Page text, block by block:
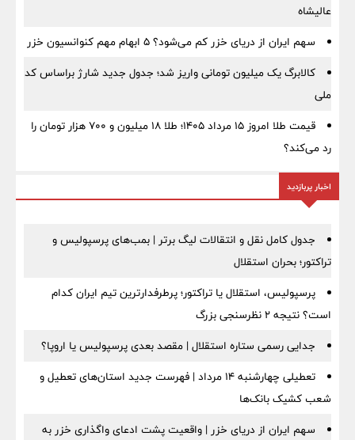
عالیشاه
سهم ایران از دریای خزر کم می‌شود؟ ۵ ابهام مهم کنوانسیون خزر
کالابرگ یک میلیون تومانی واریز شد؛ جدول جدید شارژ براساس کد
ملی
قیمت طلا امروز ۱۵ مرداد ۱۴۰۵؛ طلا ۱۸ میلیون و ۷۰۰ هزار تومان را
رد می‌کند؟
اخبار پربازدید
جدول کامل نقل و انتقالات لیگ برتر | بمب‌های پرسپولیس و
تراکتور؛ بحران استقلال
پرسپولیس، استقلال یا تراکتور؛ پرطرفدارترین تیم ایران کدام
است؟ نتیجه ۲ نظرسنجی بزرگ
جدایی رسمی ستاره استقلال | مقصد بعدی پرسپولیس یا اروپا؟
تعطیلی چهارشنبه ۱۴ مرداد | فهرست جدید استان‌های تعطیل و
شعب کشیک بانک‌ها
سهم ایران از دریای خزر | واقعیت پشت ادعای واگذاری خزر به